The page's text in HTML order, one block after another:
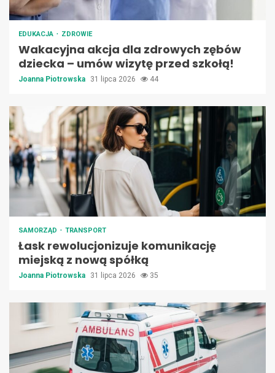
EDUKACJA ZDROWIE
Wakacyjna akcja dla zdrowych zębów
dziecka – umów wizytę przed szkołą!
Joanna Piotrowska 31 lipca 2026 44
SAMORZĄD TRANSPORT
Łask rewolucjonizuje komunikację
miejską z nową spółką
Joanna Piotrowska 31 lipca 2026 35